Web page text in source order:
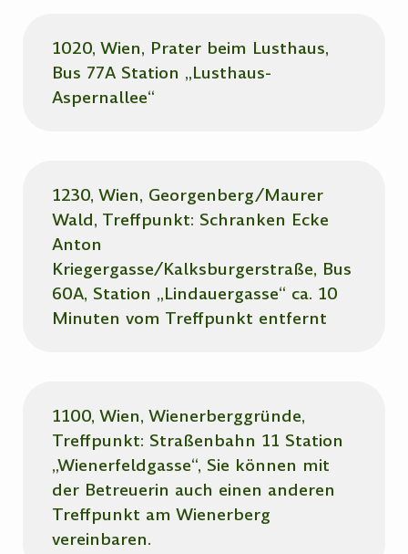
1020, Wien, Prater beim Lusthaus,
Bus 77A Station „Lusthaus-
Aspernallee“
1230, Wien, Georgenberg/Maurer
Wald, Treffpunkt: Schranken Ecke
Anton
Kriegergasse/Kalksburgerstraße, Bus
60A, Station „Lindauergasse“ ca. 10
Minuten vom Treffpunkt entfernt
1100, Wien, Wienerberggründe,
Treffpunkt: Straßenbahn 11 Station
„Wienerfeldgasse“, Sie können mit
der Betreuerin auch einen anderen
Treffpunkt am Wienerberg
vereinbaren.